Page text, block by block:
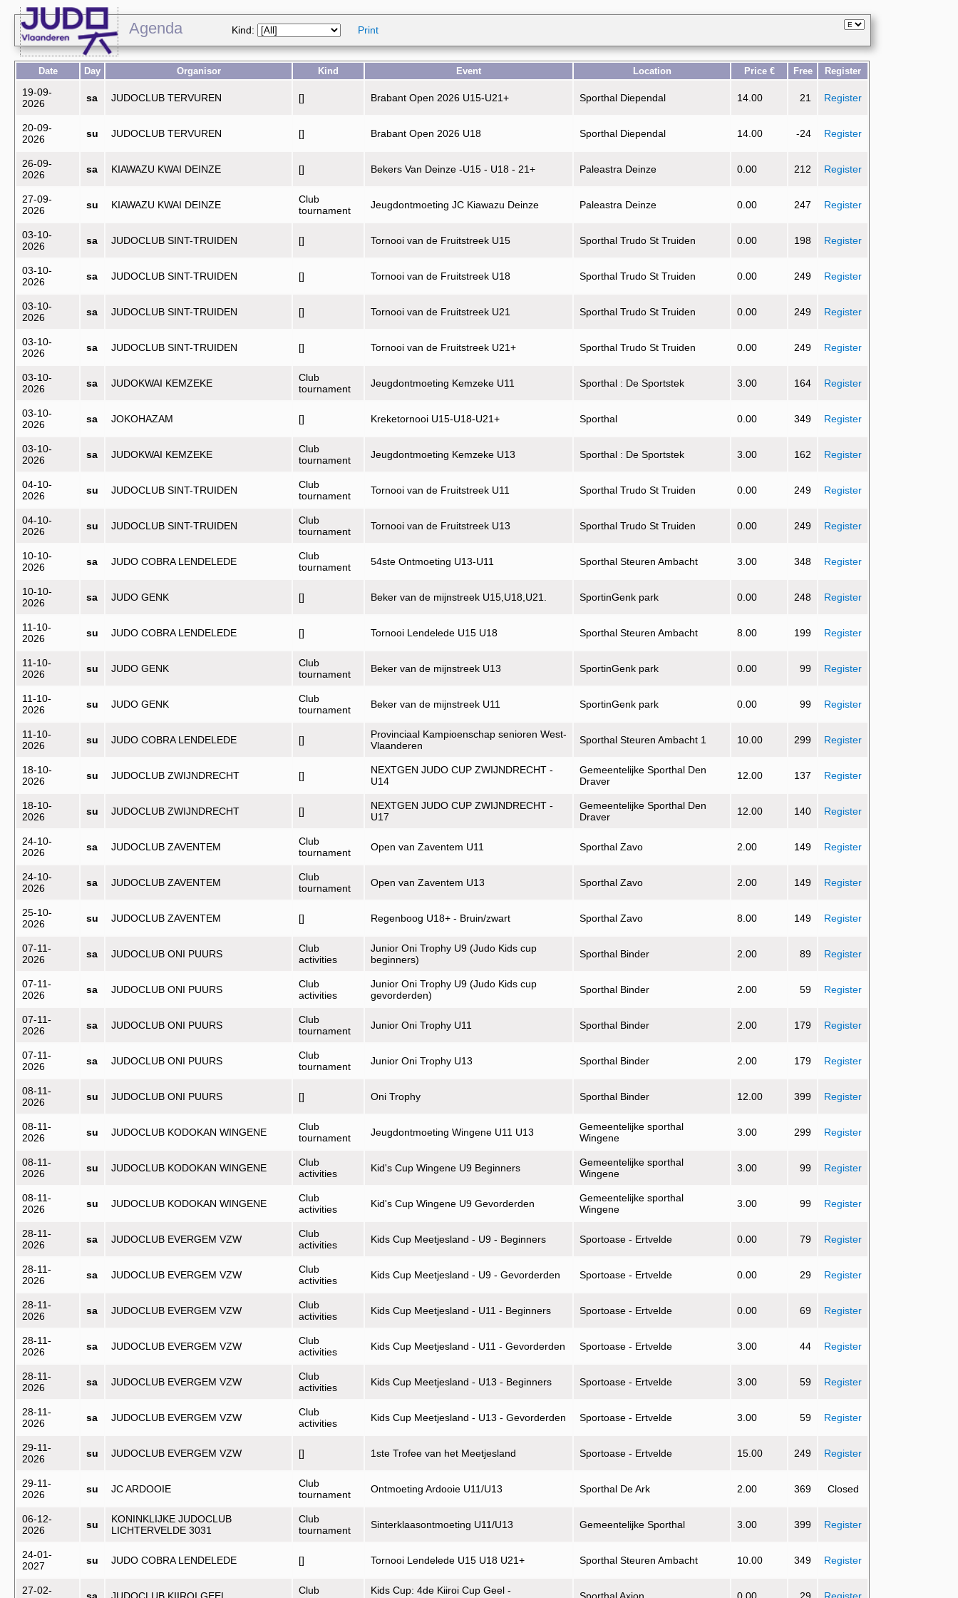
Agenda Kind: Print
Date Day Organisor Kind Event Location Price € Free Register
19-09-
2026
sa JUDOCLUB TERVUREN [] Brabant Open 2026 U15-U21+ Sporthal Diependal 14.00 21 Register
20-09-
2026
su JUDOCLUB TERVUREN [] Brabant Open 2026 U18 Sporthal Diependal 14.00 -24 Register
26-09-
2026
sa KIAWAZU KWAI DEINZE [] Bekers Van Deinze -U15 - U18 - 21+ Paleastra Deinze 0.00 212 Register
27-09-
2026
su KIAWAZU KWAI DEINZE
Club
tournament
Jeugdontmoeting JC Kiawazu Deinze Paleastra Deinze 0.00 247 Register
03-10-
2026
sa JUDOCLUB SINT-TRUIDEN [] Tornooi van de Fruitstreek U15 Sporthal Trudo St Truiden 0.00 198 Register
03-10-
2026
sa JUDOCLUB SINT-TRUIDEN [] Tornooi van de Fruitstreek U18 Sporthal Trudo St Truiden 0.00 249 Register
03-10-
2026
sa JUDOCLUB SINT-TRUIDEN [] Tornooi van de Fruitstreek U21 Sporthal Trudo St Truiden 0.00 249 Register
03-10-
2026
sa JUDOCLUB SINT-TRUIDEN [] Tornooi van de Fruitstreek U21+ Sporthal Trudo St Truiden 0.00 249 Register
03-10-
2026
sa JUDOKWAI KEMZEKE
Club
tournament
Jeugdontmoeting Kemzeke U11 Sporthal : De Sportstek 3.00 164 Register
03-10-
2026
sa JOKOHAZAM [] Kreketornooi U15-U18-U21+ Sporthal 0.00 349 Register
03-10-
2026
sa JUDOKWAI KEMZEKE
Club
tournament
Jeugdontmoeting Kemzeke U13 Sporthal : De Sportstek 3.00 162 Register
04-10-
2026
su JUDOCLUB SINT-TRUIDEN
Club
tournament
Tornooi van de Fruitstreek U11 Sporthal Trudo St Truiden 0.00 249 Register
04-10-
2026
su JUDOCLUB SINT-TRUIDEN
Club
tournament
Tornooi van de Fruitstreek U13 Sporthal Trudo St Truiden 0.00 249 Register
10-10-
2026
sa JUDO COBRA LENDELEDE
Club
tournament
54ste Ontmoeting U13-U11 Sporthal Steuren Ambacht 3.00 348 Register
10-10-
2026
sa JUDO GENK [] Beker van de mijnstreek U15,U18,U21. SportinGenk park 0.00 248 Register
11-10-
2026
su JUDO COBRA LENDELEDE [] Tornooi Lendelede U15 U18 Sporthal Steuren Ambacht 8.00 199 Register
11-10-
2026
su JUDO GENK
Club
tournament
Beker van de mijnstreek U13 SportinGenk park 0.00 99 Register
11-10-
2026
su JUDO GENK
Club
tournament
Beker van de mijnstreek U11 SportinGenk park 0.00 99 Register
11-10-
2026
su JUDO COBRA LENDELEDE []
Provinciaal Kampioenschap senioren West-
Vlaanderen
Sporthal Steuren Ambacht 1 10.00 299 Register
18-10-
2026
su JUDOCLUB ZWIJNDRECHT []
NEXTGEN JUDO CUP ZWIJNDRECHT -
U14
Gemeentelijke Sporthal Den
Draver
12.00 137 Register
18-10-
2026
su JUDOCLUB ZWIJNDRECHT []
NEXTGEN JUDO CUP ZWIJNDRECHT -
U17
Gemeentelijke Sporthal Den
Draver
12.00 140 Register
24-10-
2026
sa JUDOCLUB ZAVENTEM
Club
tournament
Open van Zaventem U11 Sporthal Zavo 2.00 149 Register
24-10-
2026
sa JUDOCLUB ZAVENTEM
Club
tournament
Open van Zaventem U13 Sporthal Zavo 2.00 149 Register
25-10-
2026
su JUDOCLUB ZAVENTEM [] Regenboog U18+ - Bruin/zwart Sporthal Zavo 8.00 149 Register
07-11-
2026
sa JUDOCLUB ONI PUURS
Club
activities
Junior Oni Trophy U9 (Judo Kids cup
beginners)
Sporthal Binder 2.00 89 Register
07-11-
2026
sa JUDOCLUB ONI PUURS
Club
activities
Junior Oni Trophy U9 (Judo Kids cup
gevorderden)
Sporthal Binder 2.00 59 Register
07-11-
2026
sa JUDOCLUB ONI PUURS
Club
tournament
Junior Oni Trophy U11 Sporthal Binder 2.00 179 Register
07-11-
2026
sa JUDOCLUB ONI PUURS
Club
tournament
Junior Oni Trophy U13 Sporthal Binder 2.00 179 Register
08-11-
2026
su JUDOCLUB ONI PUURS [] Oni Trophy Sporthal Binder 12.00 399 Register
08-11-
2026
su JUDOCLUB KODOKAN WINGENE
Club
tournament
Jeugdontmoeting Wingene U11 U13
Gemeentelijke sporthal
Wingene
3.00 299 Register
08-11-
2026
su JUDOCLUB KODOKAN WINGENE
Club
activities
Kid's Cup Wingene U9 Beginners
Gemeentelijke sporthal
Wingene
3.00 99 Register
08-11-
2026
su JUDOCLUB KODOKAN WINGENE
Club
activities
Kid's Cup Wingene U9 Gevorderden
Gemeentelijke sporthal
Wingene
3.00 99 Register
28-11-
2026
sa JUDOCLUB EVERGEM VZW
Club
activities
Kids Cup Meetjesland - U9 - Beginners Sportoase - Ertvelde 0.00 79 Register
28-11-
2026
sa JUDOCLUB EVERGEM VZW
Club
activities
Kids Cup Meetjesland - U9 - Gevorderden Sportoase - Ertvelde 0.00 29 Register
28-11-
2026
sa JUDOCLUB EVERGEM VZW
Club
activities
Kids Cup Meetjesland - U11 - Beginners Sportoase - Ertvelde 0.00 69 Register
28-11-
2026
sa JUDOCLUB EVERGEM VZW
Club
activities
Kids Cup Meetjesland - U11 - Gevorderden Sportoase - Ertvelde 3.00 44 Register
28-11-
2026
sa JUDOCLUB EVERGEM VZW
Club
activities
Kids Cup Meetjesland - U13 - Beginners Sportoase - Ertvelde 3.00 59 Register
28-11-
2026
sa JUDOCLUB EVERGEM VZW
Club
activities
Kids Cup Meetjesland - U13 - Gevorderden Sportoase - Ertvelde 3.00 59 Register
29-11-
2026
su JUDOCLUB EVERGEM VZW [] 1ste Trofee van het Meetjesland Sportoase - Ertvelde 15.00 249 Register
29-11-
2026
su JC ARDOOIE
Club
tournament
Ontmoeting Ardooie U11/U13 Sporthal De Ark 2.00 369 Closed
06-12-
2026
su
KONINKLIJKE JUDOCLUB
LICHTERVELDE 3031
Club
tournament
Sinterklaasontmoeting U11/U13 Gemeentelijke Sporthal 3.00 399 Register
24-01-
2027
su JUDO COBRA LENDELEDE [] Tornooi Lendelede U15 U18 U21+ Sporthal Steuren Ambacht 10.00 349 Register
27-02-
Club
Kids Cup: 4de Kiiroi Cup Geel -